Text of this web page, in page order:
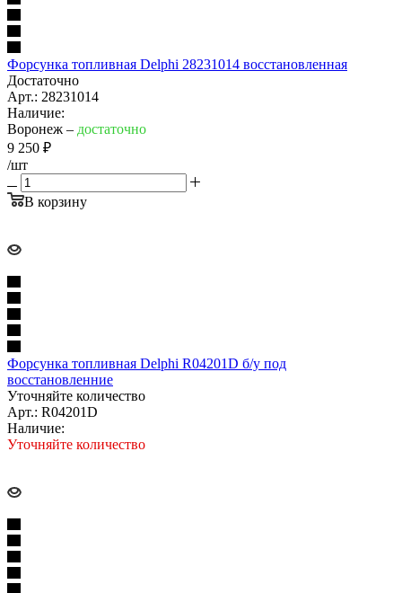
Форсунка топливная Delphi 28231014 восстановленная
Достаточно
Арт.: 28231014
Наличие:
Воронеж – достаточно
9 250 ₽
/шт
В корзину
Форсунка топливная Delphi R04201D б/у под
восстановленние
Уточняйте количество
Арт.: R04201D
Наличие:
Уточняйте количество